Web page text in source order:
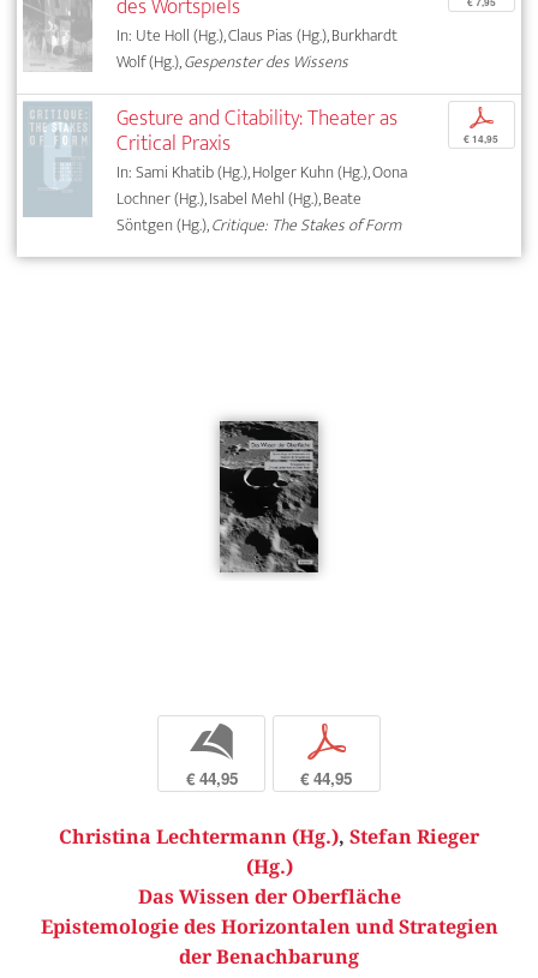
In: Ute Holl (Hg.), Claus Pias (Hg.), Burkhardt
Wolf (Hg.),Gespenster des Wissens
Gesture and Citability: Theater as
Critical Praxis
In: Sami Khatib (Hg.), Holger Kuhn (Hg.), Oona
Lochner (Hg.), Isabel Mehl (Hg.), Beate
Söntgen (Hg.),Critique: The Stakes of Form
p
€ 14,95
b
€ 44,95
p
€ 44,95
Christina Lechtermann (Hg.), Stefan Rieger
(Hg.)
Das Wissen der Oberfläche
Epistemologie des Horizontalen und Strategien
der Benachbarung